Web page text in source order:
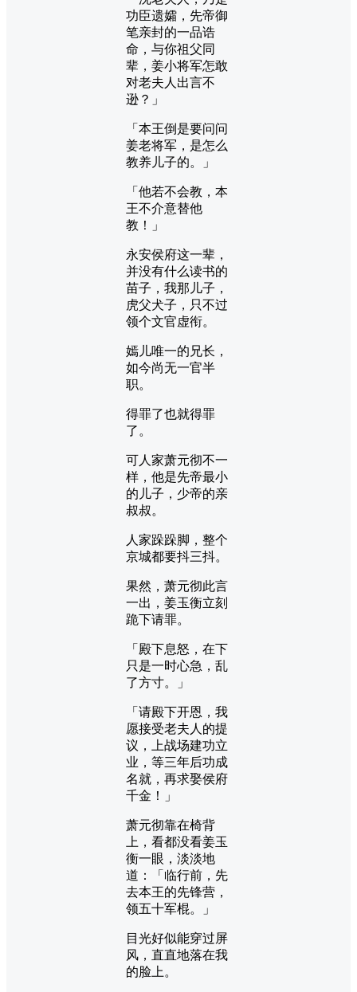
功臣遗孀，先帝御
笔亲封的一品诰
命，与你祖父同
辈，姜小将军怎敢
对老夫人出言不
逊？」
「本王倒是要问问
姜老将军，是怎么
教养儿子的。」
「他若不会教，本
王不介意替他
教！」
永安侯府这一辈，
并没有什么读书的
苗子，我那儿子，
虎父犬子，只不过
领个文官虚衔。
嫣儿唯一的兄长，
如今尚无一官半
职。
得罪了也就得罪
了。
可人家萧元彻不一
样，他是先帝最小
的儿子，少帝的亲
叔叔。
人家跺跺脚，整个
京城都要抖三抖。
果然，萧元彻此言
一出，姜玉衡立刻
跪下请罪。
「殿下息怒，在下
只是一时心急，乱
了方寸。」
「请殿下开恩，我
愿接受老夫人的提
议，上战场建功立
业，等三年后功成
名就，再求娶侯府
千金！」
萧元彻靠在椅背
上，看都没看姜玉
衡一眼，淡淡地
道：「临行前，先
去本王的先锋营，
领五十军棍。」
目光好似能穿过屏
风，直直地落在我
的脸上。